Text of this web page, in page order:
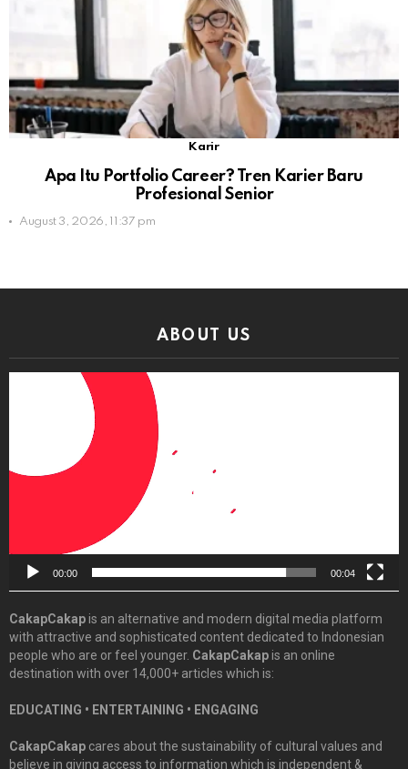
Karir
Apa Itu Portfolio Career? Tren Karier Baru
Profesional Senior
August 3, 2026, 11:37 pm
ABOUT US
00:00 00:04
CakapCakapis an alternative and modern digital media platform
with attractive and sophisticated content dedicated to Indonesian
people who are or feel younger. CakapCakapis an online
destination with over 14,000+ articles which is:
EDUCATING • ENTERTAINING • ENGAGING
CakapCakap cares about the sustainability of cultural values and
believe in giving access to information which is independent &